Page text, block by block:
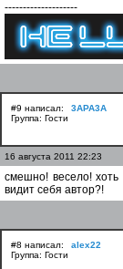
--------------------
#9 написал:
3APA3A
Группа: Гости
16 августа 2011 22:23
смешно! весело! хоть
видит себя автор?!
#8 написал:
alex22
Группа: Гости